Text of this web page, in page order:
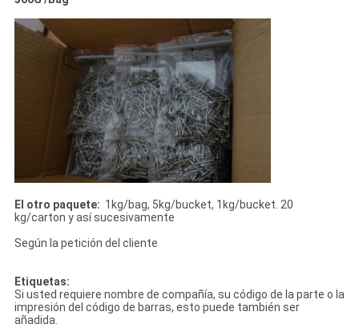
El otro paquete: 1kg/bag, 5kg/bucket, 1kg/bucket. 20
kg/carton y así sucesivamente
Según la petición del cliente
Etiquetas:
Si usted requiere nombre de compañía, su código de la parte o la
impresión del código de barras, esto puede también ser
añadida.